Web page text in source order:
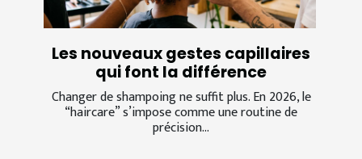
Les nouveaux gestes capillaires
qui font la différence
Changer de shampoing ne suffit plus. En 2026, le
“haircare” s’impose comme une routine de
précision...